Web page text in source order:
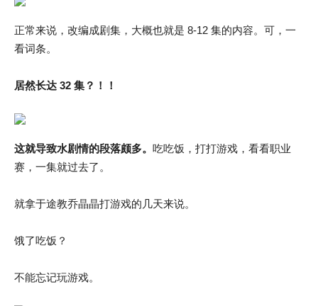
正常来说，改编成剧集，大概也就是 8-12 集的内容。可，一
看词条。
居然长达 32 集？！！
这就导致水剧情的段落颇多。 吃吃饭，打打游戏，看看职业
赛，一集就过去了。
就拿于途教乔晶晶打游戏的几天来说。
饿了吃饭？
不能忘记玩游戏。